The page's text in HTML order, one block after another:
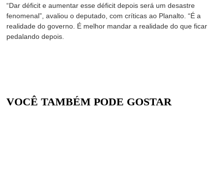
“Dar déficit e aumentar esse déficit depois será um desastre
fenomenal”, avaliou o deputado, com críticas ao Planalto. “É a
realidade do governo. É melhor mandar a realidade do que ficar
pedalando depois.
VOCÊ TAMBÉM PODE GOSTAR